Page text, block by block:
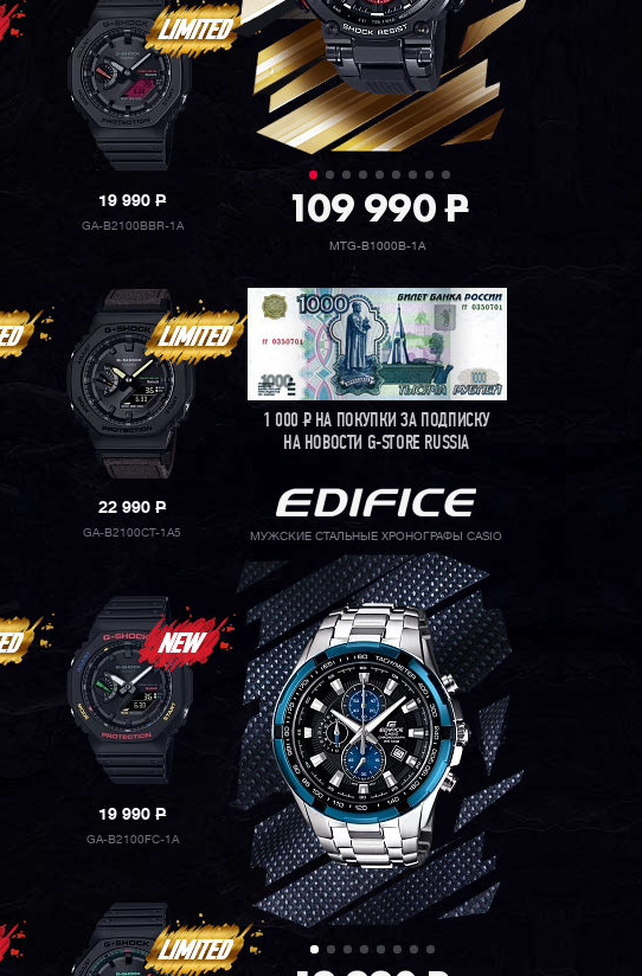
19 990P
GA-B2100BBR-1A
22 990P
GA-B2100CT-1A5
19 990P
GA-B2100FC-1A
109 990P
MTG-B1000B-1A
1 000РНА ПОКУПКИ ЗА ПОДПИСКУ
НА НОВОСТИ G-STORE RUSSIA
МУЖСКИЕ СТАЛЬНЫЕ ХРОНОГРАФЫ CASIO